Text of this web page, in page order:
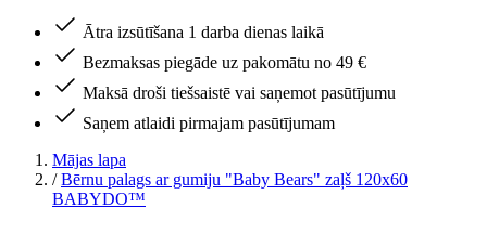
Ātra izsūtīšana 1 darba dienas laikā
Bezmaksas piegāde uz pakomātu no 49 €
Maksā droši tiešsaistē vai saņemot pasūtījumu
Saņem atlaidi pirmajam pasūtījumam
Mājas lapa
/ Bērnu palags ar gumiju "Baby Bears" zaļš 120x60
BABYDO™